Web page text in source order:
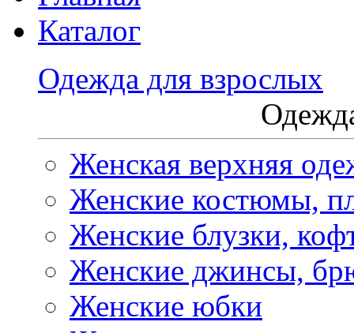
Каталог
Одежда для взрослых
Женская верхняя
Женские костюмы,
Женские блузки,
Женские джинсы,
Женские юбки